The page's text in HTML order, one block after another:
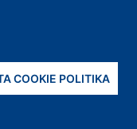
COOKIE POLITIKA